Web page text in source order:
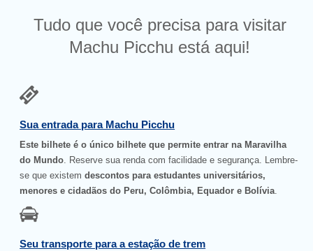
Tudo que você precisa para visitar
Machu Picchu está aqui!
Sua entrada para Machu Picchu
Este bilhete é o único bilhete que permite entrar na Maravilha
do Mundo . Reserve sua renda com facilidade e segurança. Lembre-
se que existemdescontos para estudantes universitários,
menores e cidadãos do Peru, Colômbia, Equador e Bolívia
Seu transporte para a estação de trem